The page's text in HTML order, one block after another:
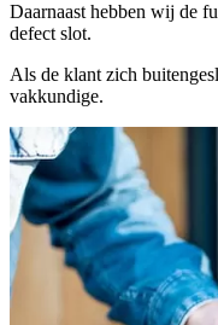
Daarnaast hebben wij de
defect slot.
Als de klant zich
vakkundige.